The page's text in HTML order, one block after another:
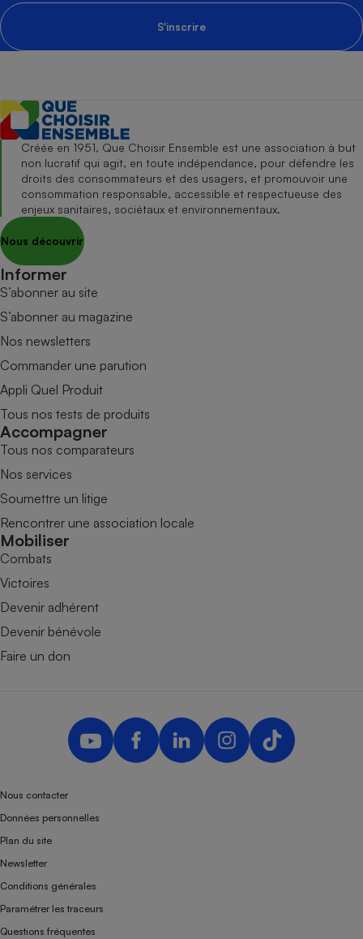
S'inscrire
Créée en 1951, Que Choisir Ensemble est une association à but
non lucratif qui agit, en toute indépendance, pour défendre les
droits des consommateurs et des usagers, et promouvoir une
consommation responsable, accessible et respectueuse des
enjeux sanitaires, sociétaux et environnementaux.
Nous découvrir
Informer
S’abonner au site
S’abonner au magazine
Nos newsletters
Commander une parution
Appli Quel Produit
Tous nos tests de produits
Accompagner
Tous nos comparateurs
Nos services
Soumettre un litige
Rencontrer une association locale
Mobiliser
Combats
Victoires
Devenir adhérent
Devenir bénévole
Faire un don
Nous contacter
Données personnelles
Plan du site
Newsletter
Conditions générales
Paramétrer les traceurs
Questions fréquentes